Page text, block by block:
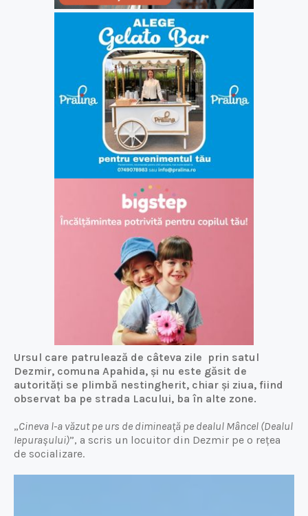
Ursul care patrulează de câteva zile prin satul
Dezmir, comuna Apahida, și nu este găsit de
autorități se plimbă nestingherit, chiar și ziua, fiind
observat ba pe strada Lacului, ba în alte zone.
„Cineva l-a văzut pe urs de dimineață pe dealul Mâncel (Dealul
Iepurașului)”, a scris un locuitor din Dezmir pe o rețea
de socializare.